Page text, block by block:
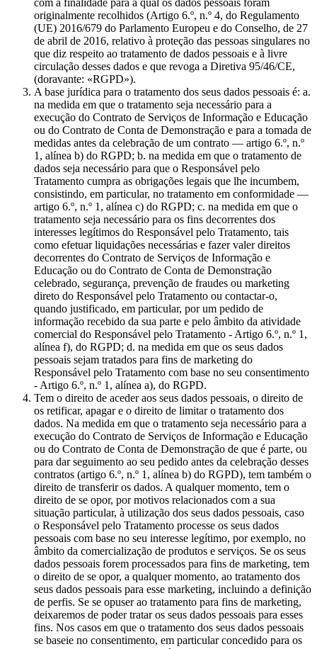
com a finalidade para a qual os dados pessoais foram
originalmente recolhidos (Artigo 6.º, n.º 4, do Regulamento
(UE) 2016/679 do Parlamento Europeu e do Conselho, de 27
de abril de 2016, relativo à proteção das pessoas singulares no
que diz respeito ao tratamento de dados pessoais e à livre
circulação desses dados e que revoga a Diretiva 95/46/CE,
(doravante: «RGPD»).
A base jurídica para o tratamento dos seus dados pessoais é: a.
na medida em que o tratamento seja necessário para a
execução do Contrato de Serviços de Informação e Educação
ou do Contrato de Conta de Demonstração e para a tomada de
medidas antes da celebração de um contrato — artigo 6.º, n.º
1, alínea b) do RGPD; b. na medida em que o tratamento de
dados seja necessário para que o Responsável pelo
Tratamento cumpra as obrigações legais que lhe incumbem,
consistindo, em particular, no tratamento em conformidade —
artigo 6.º, n.º 1, alínea c) do RGPD; c. na medida em que o
tratamento seja necessário para os fins decorrentes dos
interesses legítimos do Responsável pelo Tratamento, tais
como efetuar liquidações necessárias e fazer valer direitos
decorrentes do Contrato de Serviços de Informação e
Educação ou do Contrato de Conta de Demonstração
celebrado, segurança, prevenção de fraudes ou marketing
direto do Responsável pelo Tratamento ou contactar-o,
quando justificado, em particular, por um pedido de
informação recebido da sua parte e pelo âmbito da atividade
comercial do Responsável pelo Tratamento - Artigo 6.º, n.º 1,
alínea f), do RGPD; d. na medida em que os seus dados
pessoais sejam tratados para fins de marketing do
Responsável pelo Tratamento com base no seu consentimento
- Artigo 6.º, n.º 1, alínea a), do RGPD.
Tem o direito de aceder aos seus dados pessoais, o direito de
os retificar, apagar e o direito de limitar o tratamento dos
dados. Na medida em que o tratamento seja necessário para a
execução do Contrato de Serviços de Informação e Educação
ou do Contrato de Conta de Demonstração de que é parte, ou
para dar seguimento ao seu pedido antes da celebração desses
contratos (artigo 6.º, n.º 1, alínea b) do RGPD), tem também o
direito de transferir os dados. A qualquer momento, tem o
direito de se opor, por motivos relacionados com a sua
situação particular, à utilização dos seus dados pessoais, caso
o Responsável pelo Tratamento processe os seus dados
pessoais com base no seu interesse legítimo, por exemplo, no
âmbito da comercialização de produtos e serviços. Se os seus
dados pessoais forem processados para fins de marketing, tem
o direito de se opor, a qualquer momento, ao tratamento dos
seus dados pessoais para esse marketing, incluindo a definição
de perfis. Se se opuser ao tratamento para fins de marketing,
deixaremos de poder tratar os seus dados pessoais para esses
fins. Nos casos em que o tratamento dos seus dados pessoais
se baseie no consentimento, em particular concedido para os